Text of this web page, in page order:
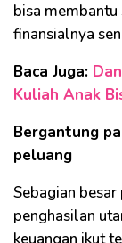
bisa
finansialnya
Baca Juga:
Kuliah Anak
Bergantung
peluang
Sebagian
penghasilan